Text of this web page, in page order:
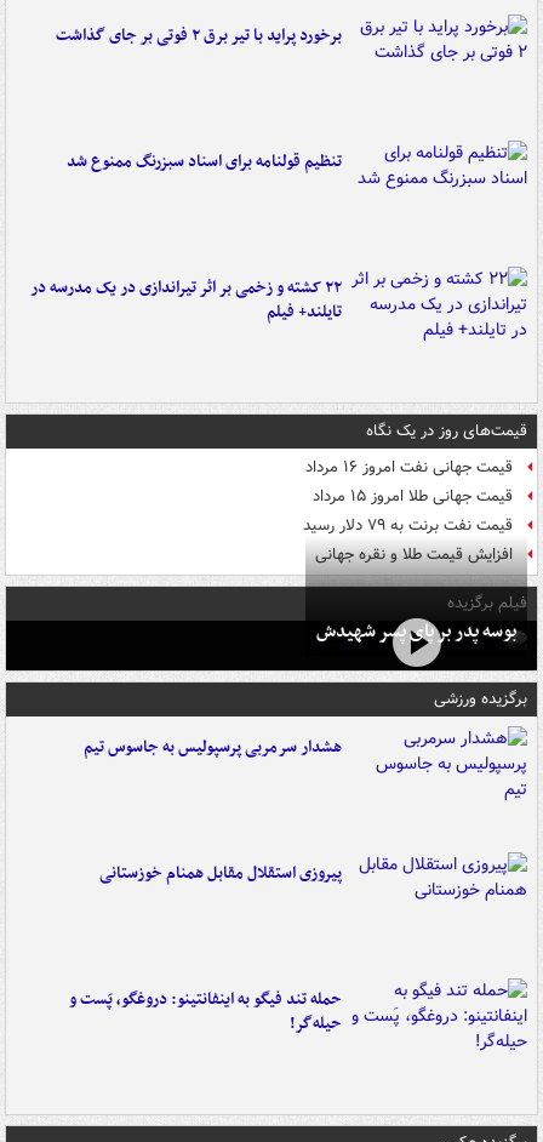
برخورد پراید با تیر برق ۲ فوتی بر جای گذاشت
تنظیم قولنامه برای اسناد سبزرنگ ممنوع شد
۲۲ کشته و زخمی بر اثر تیراندازی در یک مدرسه در
تایلند+ فیلم
قیمت‌های روز در یک نگاه
قیمت جهانی نفت امروز ۱۶ مرداد
قیمت جهانی طلا امروز ۱۵ مرداد
قیمت نفت برنت به ۷۹ دلار رسید
افزایش قیمت طلا و نقره جهانی
فیلم برگزیده
بوسه‌ پدر بر پای پسر شهیدش
برگزیده ورزشی
هشدار سرمربی پرسپولیس به جاسوس تیم
پیروزی استقلال مقابل همنام خوزستانی
حمله تند فیگو به اینفانتینو: دروغگو، پَست‌ و
حیله‌گر!